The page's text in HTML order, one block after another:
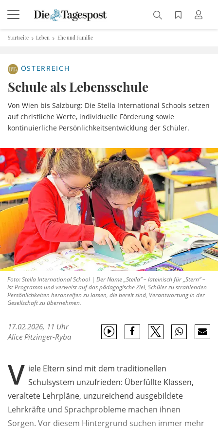
Startseite Leben Ehe und Familie
ÖSTERREICH
Schule als Lebensschule
Von Wien bis Salzburg: Die Stella International Schools setzen
auf christliche Werte, individuelle Förderung sowie
kontinuierliche Persönlichkeitsentwicklung der Schüler.
Foto: Stella International School | Der Name „Stella“ – lateinisch für „Stern“ –
ist Programm und verweist auf das pädagogische Ziel, Schüler zu strahlenden
Persönlichkeiten heranreifen zu lassen, die bereit sind, Verantwortung in der
Gesellschaft zu übernehmen.
17.02.2026, 11 Uhr
Alice Pitzinger-Ryba
V iele Eltern sind mit dem traditionellen
Schulsystem unzufrieden: Überfüllte Klassen,
veraltete Lehrpläne, unzureichend ausgebildete
Lehrkräfte und Sprachprobleme machen ihnen
Sorgen. Vor diesem Hintergrund suchen immer mehr